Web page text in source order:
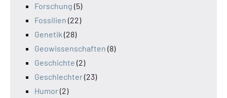
Forschung (5)
Fossilien (22)
Genetik (28)
Geowissenschaften (8)
Geschichte (2)
Geschlechter(23)
Humor(2)